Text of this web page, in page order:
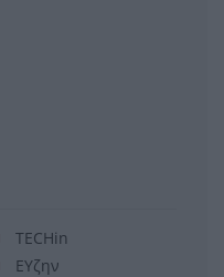
TECHin
ΕΥζην